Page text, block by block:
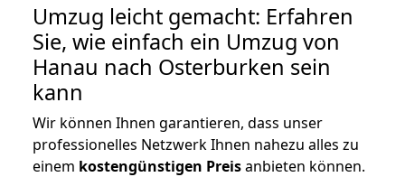
Umzug leicht gemacht: Erfahren
Sie, wie einfach ein Umzug von
Hanau nach Osterburken sein
kann
Wir können Ihnen garantieren, dass unser
professionelles Netzwerk Ihnen nahezu alles zu
einem kostengünstigen Preisanbieten können.